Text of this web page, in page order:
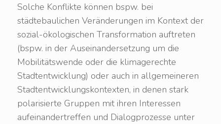
Solche Konflikte können bspw. bei
städtebaulichen Veränderungen im Kontext der
sozial-ökologischen Transformation auftreten
(bspw. in der Auseinandersetzung um die
Mobilitätswende oder die klimagerechte
Stadtentwicklung) oder auch in allgemeineren
Stadtentwicklungskontexten, in denen stark
polarisierte Gruppen mit ihren Interessen
aufeinandertreffen und Dialogprozesse unter